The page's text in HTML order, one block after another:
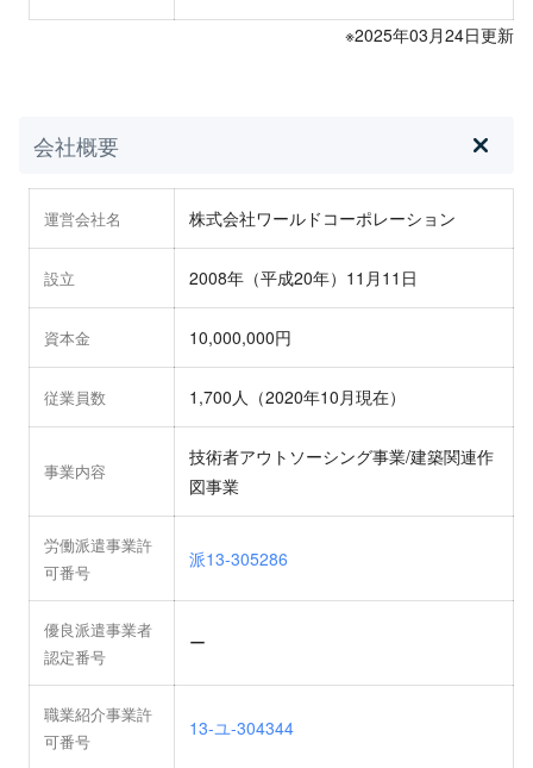
※2025年03月24日更新
会社概要
運営会社名 株式会社ワールドコーポレーション
設立 2008年（平成20年）11月11日
資本金 10,000,000円
従業員数 1,700人（2020年10月現在）
事業内容
技術者アウトソーシング事業/建築関連作
図事業
労働派遣事業許
可番号
派13-305286
優良派遣事業者
認定番号
ー
職業紹介事業許
可番号
13-ユ-304344